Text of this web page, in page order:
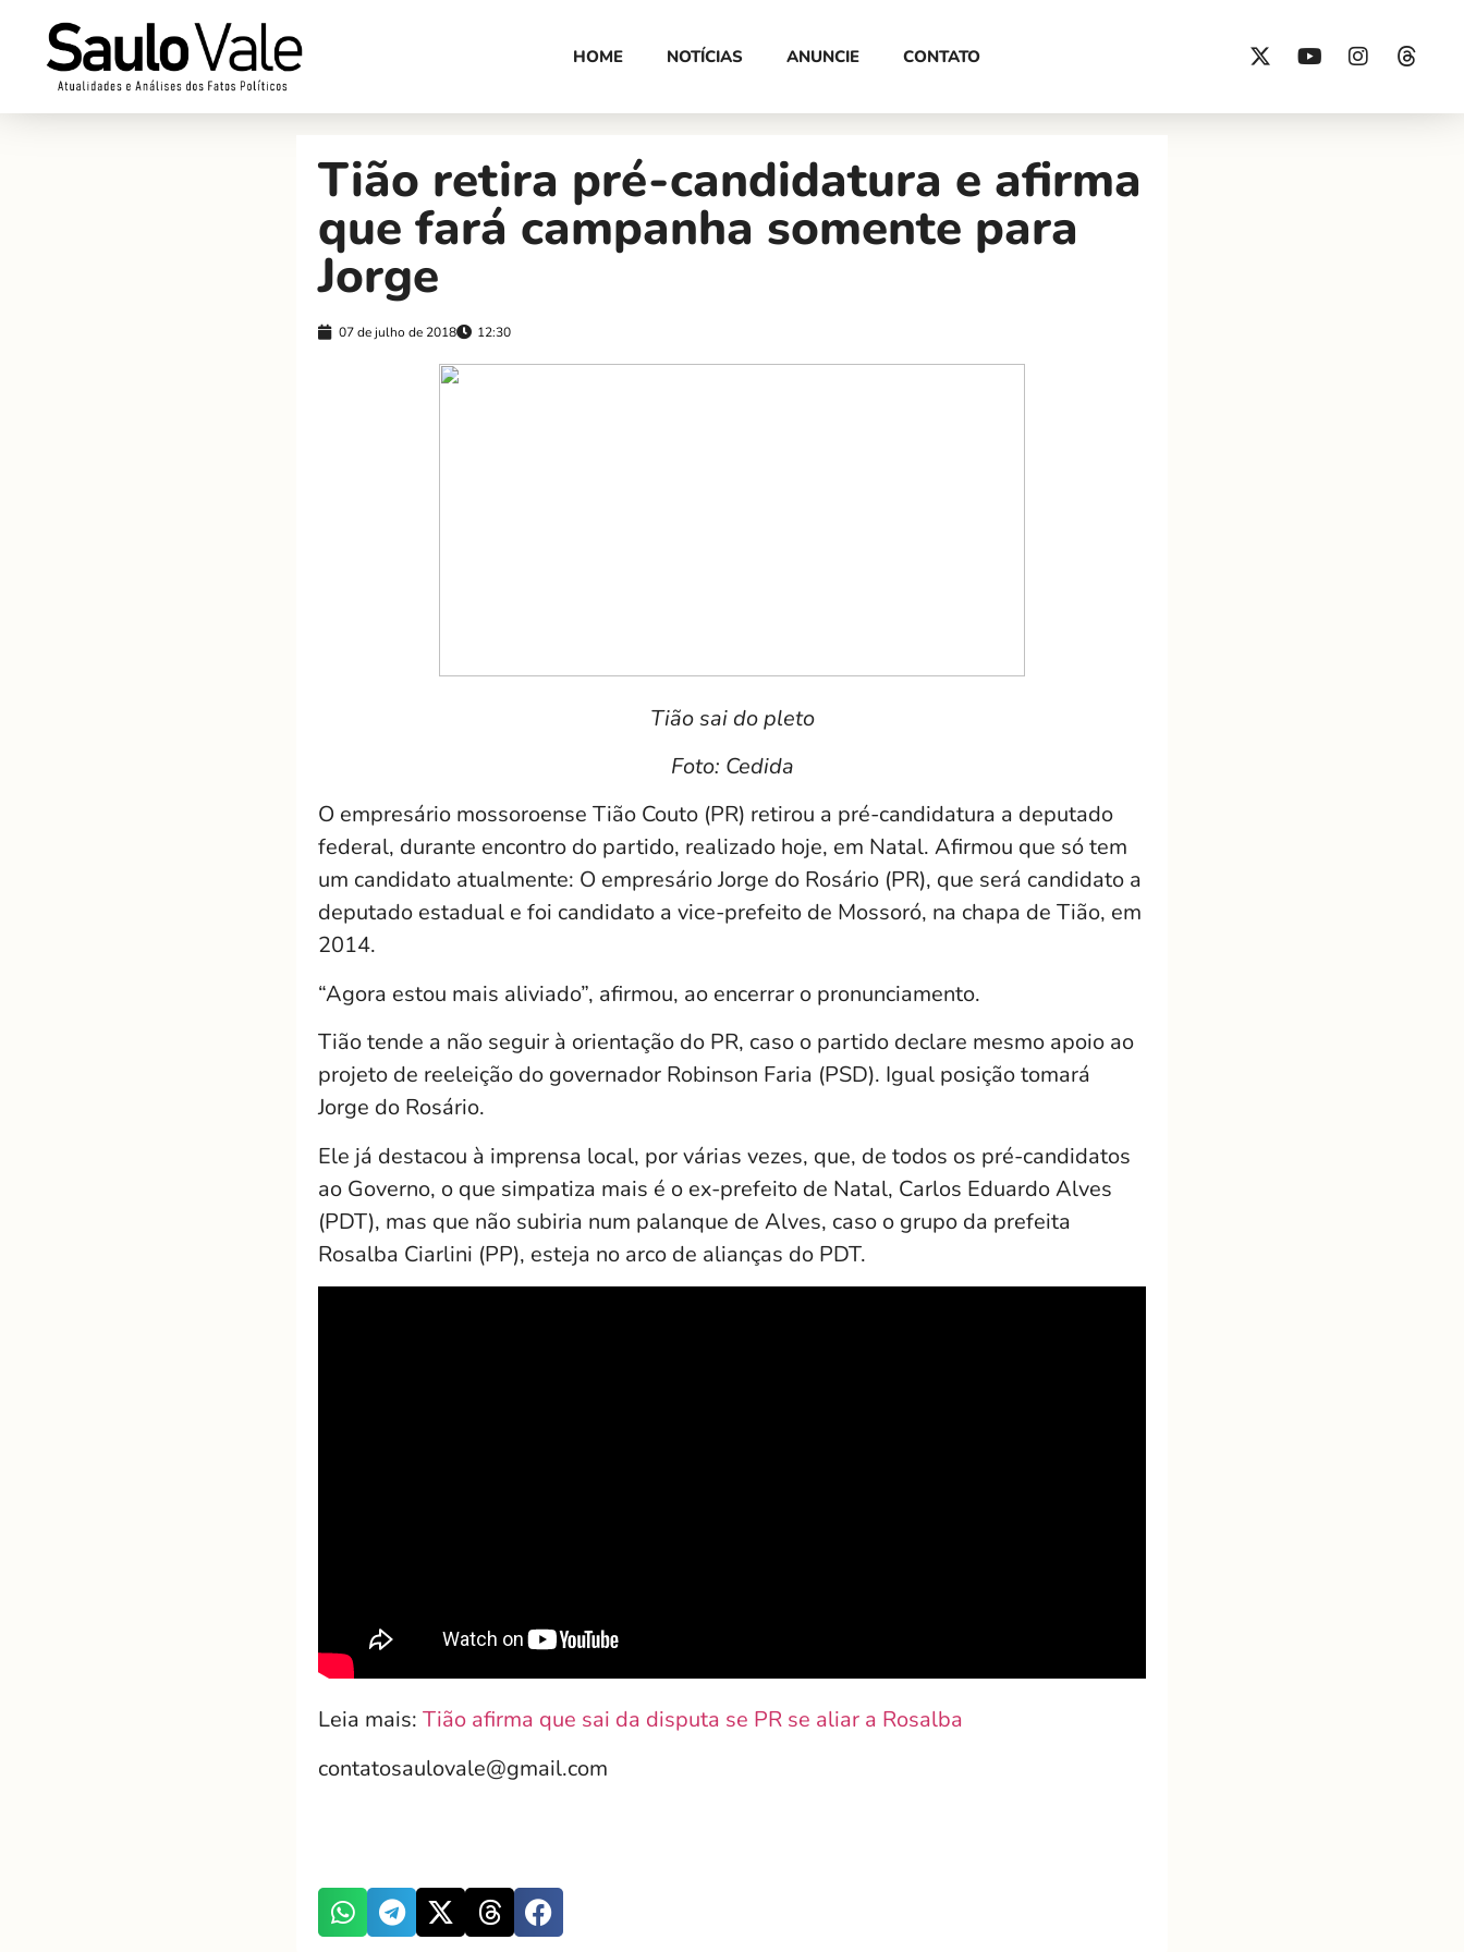
HOME NOTÍCIAS ANUNCIE CONTATO
Tião retira pré-candidatura e afirma
que fará campanha somente para
Jorge
07 de julho de 2018 12:30
Tião sai do pleto
Foto: Cedida
O empresário mossoroense Tião Couto (PR) retirou a pré-candidatura a deputado
federal, durante encontro do partido, realizado hoje, em Natal. Afirmou que só tem
um candidato atualmente: O empresário Jorge do Rosário (PR), que será candidato a
deputado estadual e foi candidato a vice-prefeito de Mossoró, na chapa de Tião, em
2014.
“Agora estou mais aliviado”, afirmou, ao encerrar o pronunciamento.
Tião tende a não seguir à orientação do PR, caso o partido declare mesmo apoio ao
projeto de reeleição do governador Robinson Faria (PSD). Igual posição tomará
Jorge do Rosário.
Ele já destacou à imprensa local, por várias vezes, que, de todos os pré-candidatos
ao Governo, o que simpatiza mais é o ex-prefeito de Natal, Carlos Eduardo Alves
(PDT), mas que não subiria num palanque de Alves, caso o grupo da prefeita
Rosalba Ciarlini (PP), esteja no arco de alianças do PDT.
Leia mais: Tião afirma que sai da disputa se PR se aliar a Rosalba
contatosaulovale@gmail.com